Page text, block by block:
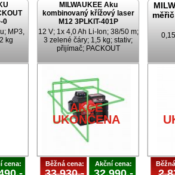
0
MP3,
kg
cena:
MILWAUKEE Aku
kombinovaný křížový laser
M12 3PLKIT-401P
12 V; 1x 4,0 Ah Li-Ion; 38/50 m;
3 zelené čáry; 1,5 kg; stativ;
přijímač; PACKOUT
AKCE
UKONČENA
Běžná cena: Akční cena: